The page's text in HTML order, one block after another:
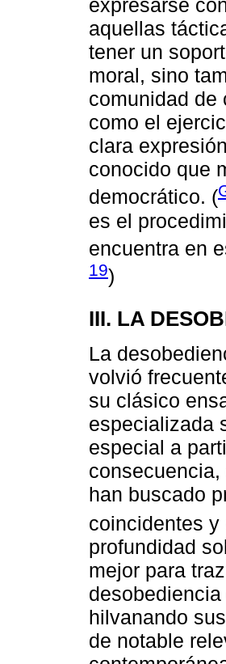
expresarse
aquellas
tener un
moral, sino
comunidad de
como el
clara
conocido que
democrático. (
es el
encuentra en
19)
III. LA
La
volvió
su clásico
especializada
especial a
han buscado
coincidentes
profundidad
mejor para
hilvanando
de notable